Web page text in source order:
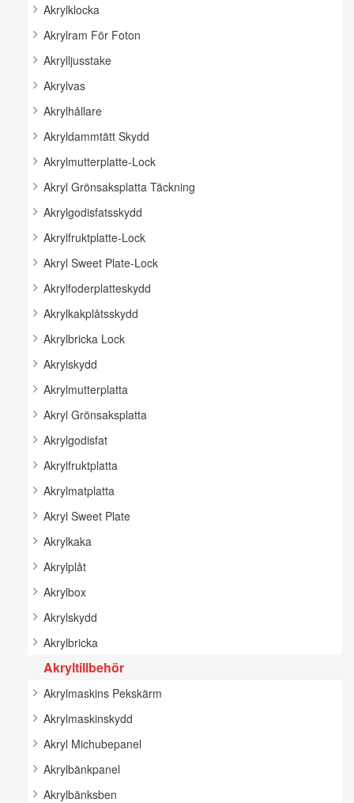
Akrylklocka
Akrylram För Foton
Akrylljusstake
Akrylvas
Akrylhållare
Akryldammtätt Skydd
Akrylmutterplatte-Lock
Akryl Grönsaksplatta Täckning
Akrylgodisfatsskydd
Akrylfruktplatte-Lock
Akryl Sweet Plate-Lock
Akrylfoderplatteskydd
Akrylkakplåtsskydd
Akrylbricka Lock
Akrylskydd
Akrylmutterplatta
Akryl Grönsaksplatta
Akrylgodisfat
Akrylfruktplatta
Akrylmatplatta
Akryl Sweet Plate
Akrylkaka
Akrylplåt
Akrylbox
Akrylskydd
Akrylbricka
Akryltillbehör
Akrylmaskins Pekskärm
Akrylmaskinskydd
Akryl Michubepanel
Akrylbänkpanel
Akrylbänksben